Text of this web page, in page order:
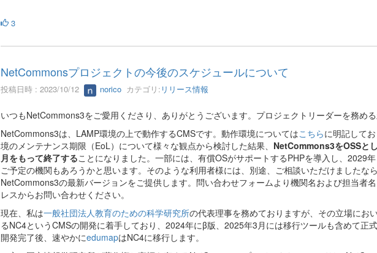
3
NetCommonsプロジェクトの今後のスケジュールについて
投稿日時 : 2023/10/12 noricoカテゴリ: リリース情報
いつもNetCommons3をご愛用くださり、ありがとうございます。プロジェクトリーダーを務める
NetCommons3は、LAMP環境の上で動作するCMSです。動作環境についてはこちらに明記して
境のメンテナンス期限（EoL）について様々な観点から検討した結果、 NetCommons3をOSSと
月をもって終了することになりました。一部には、有償OSがサポートするPHPを導入し、2029
ご予定の機関もあろうかと思います。そのような利用者様には、別途、ご相談いただけましたな
NetCommons3の最新バージョンをご提供します。問い合わせフォームより機関名および担当者
レスからお問い合わせください。
現在、私は一般社団法人教育のための科学研究所の代表理事を務めておりますが、その立場にお
るNC4というCMSの開発に着手しており、2024年にβ版、2025年3月には移行ツールも含めて正
開発完了後、速やかにedumapはNC4に移行します。